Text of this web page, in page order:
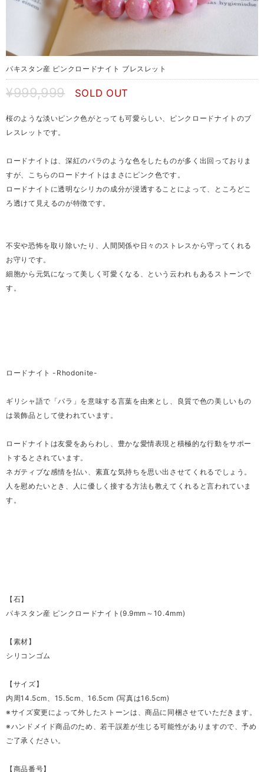
パキスタン産 ピンクロードナイト ブレスレット
¥999,999 SOLD OUT
桜のような淡いピンク色がとっても可愛らしい、ピンクロードナイトのブ
レスレットです。
ロードナイトは、深紅のバラのような色をしたものが多く出回っておりま
すが、こちらのロードナイトはまさにピンク色です。
ロードナイトに透明なシリカの成分が浸透することによって、ところどこ
ろ透けて見えるのが特徴です。
不安や恐怖を取り除いたり、人間関係や日々のストレスから守ってくれる
お守りです。
細胞から元気になって美しく可愛くなる、という云われもあるストーンで
す。
ロードナイト -Rhodonite-
ギリシャ語で「バラ」を意味する言葉を由来とし、良質で色の美しいもの
は装飾品として使われています。
ロードナイトは友愛をあらわし、豊かな愛情表現と積極的な行動をサポー
トするとされています。
ネガティブな感情を払い、素直な気持ちを思い出させてくれるでしょう。
人を慰めたいとき、人に優しく接する方法も教えてくれると言われていま
す。
【石】
パキスタン産 ピンクロードナイト(9.9mm～10.4mm)
【素材】
シリコンゴム
【サイズ】
内周14.5cm、15.5cm、16.5cm (写真は16.5cm)
※サイズ変更によって外したストーンは、商品に同梱させていただきます。
※ハンドメイド商品のため、若干誤差が生じる可能性がありますので、予め
ご了承ください。
【商品番号】